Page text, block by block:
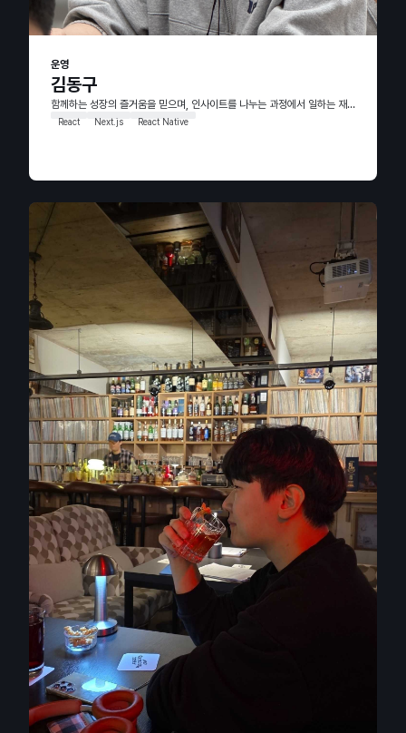
운영
김동구
함께하는 성장의 즐거움을 믿으며, 인사이트를 나누는 과정에서 일하는 재미를 만들어갑니다.
React Next.js React Native